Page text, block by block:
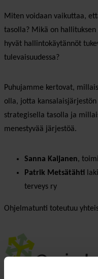
Miten voidaan vaikuttaa,
tasolla? Mikä on
hyvät hallintokäytännöt
tulevaisuudessa?
Puhujamme kertovat,
olla, jotta
strategisella tasolla ja
menestyvää järjestöä.
Sanna Kaijanen,
Patrik Metsätähti
terveys ry
Ohjelmatunti toteutuu